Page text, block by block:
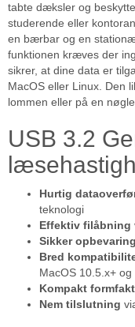
tabte dæksler og
studerende eller
en bærbar og en
funktionen kræves der
sikrer, at dine data er
MacOS eller Linux. Den
lommen eller på en
USB 3.2
Hurtig
teknologi
Effektiv filåbning
Sikker opbevaring
Bred
MacOS 10.5.x+
Kompakt
Nem tilslutning